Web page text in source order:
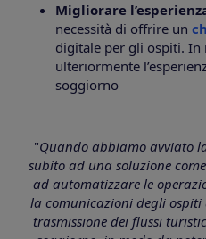
Migliorare
necessità di offrire un
digitale per gli ospiti.
ulteriormente
soggiorno
"Quando abbiamo avviato
subito ad una soluzione
ad automatizzare le
la comunicazioni degli
trasmissione dei flussi